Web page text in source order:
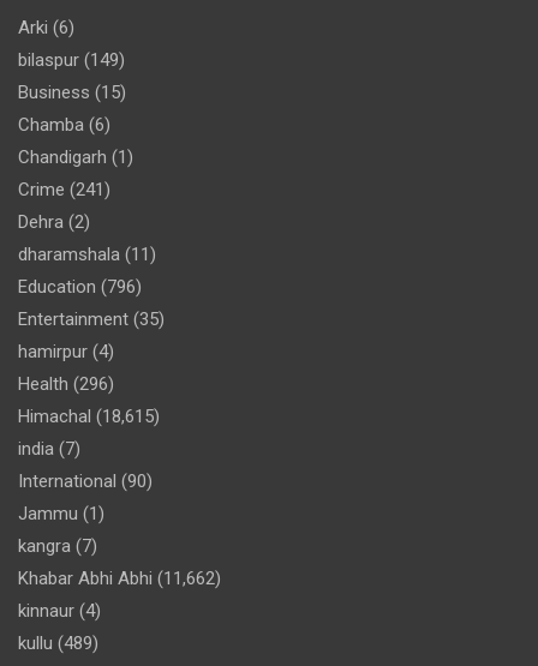
Arki (6)
bilaspur (149)
Business (15)
Chamba (6)
Chandigarh (1)
Crime (241)
Dehra (2)
dharamshala (11)
Education (796)
Entertainment (35)
hamirpur (4)
Health (296)
Himachal (18,615)
india (7)
International (90)
Jammu (1)
kangra (7)
Khabar Abhi Abhi (11,662)
kinnaur (4)
kullu (489)